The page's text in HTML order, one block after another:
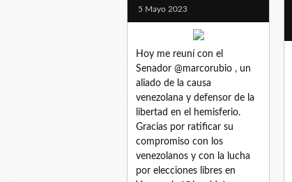
5 Mayo 2023
Hoy me reuní con el
Senador @marcorubio , un
aliado de la causa
venezolana y defensor de la
libertad en el hemisferio.
Gracias por ratificar su
compromiso con los
venezolanos y con la lucha
por elecciones libres en